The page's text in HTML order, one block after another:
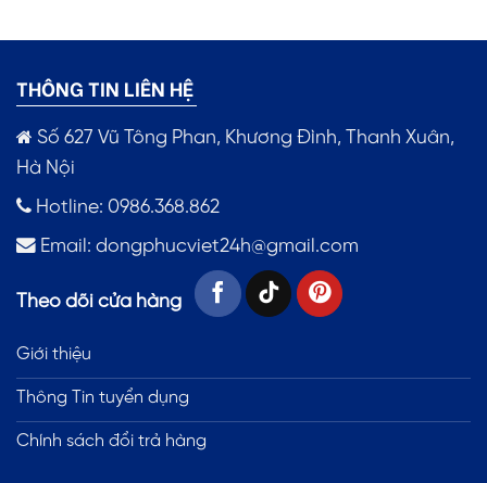
THÔNG TIN LIÊN HỆ
Số 627 Vũ Tông Phan, Khương Đình, Thanh Xuân,
Hà Nội
Hotline: 0986.368.862
Email: dongphucviet24h@gmail.com
Theo dõi cửa hàng
Giới thiệu
Thông Tin tuyển dụng
Chính sách đổi trả hàng